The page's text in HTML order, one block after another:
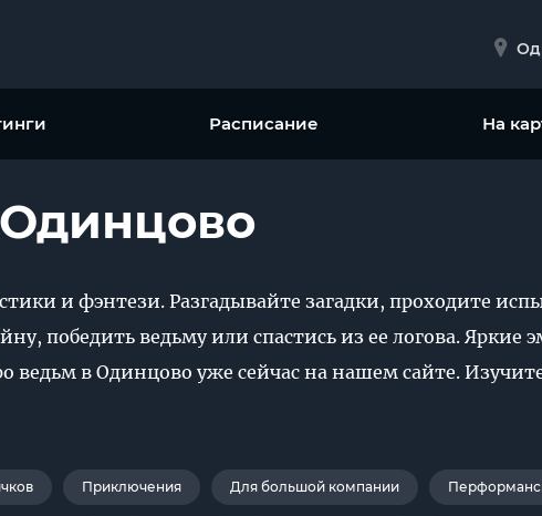
Расписание На
и фэнтези. Разгадывайте загадки, проходите
победить ведьму или спастись из ее логова. Яркие
ведьм в Одинцово уже сейчас на нашем сайте.
Приключения Для большой компании